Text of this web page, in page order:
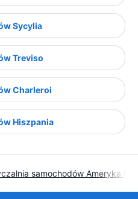
Sycylia
Treviso
Charleroi
Hiszpania
samochodów Ameryka